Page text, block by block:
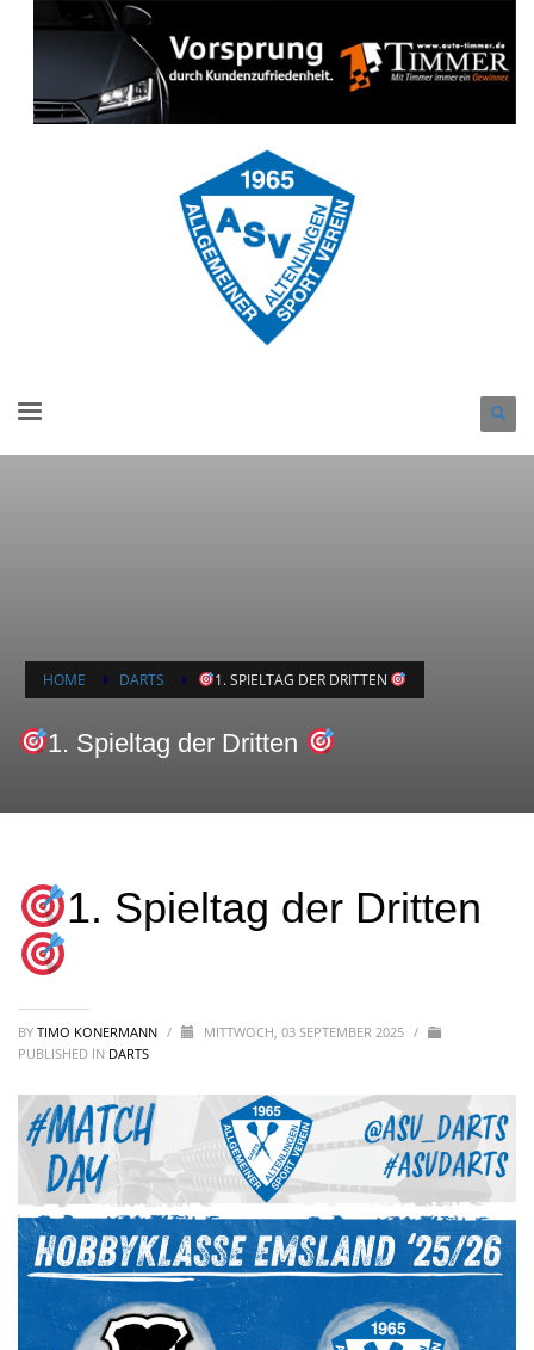
HOME DARTS 1. SPIELTAG DER DRITTEN
1. Spieltag der Dritten
1. Spieltag der Dritten
BY TIMO KONERMANN / MITTWOCH, 03 SEPTEMBER 2025 /
PUBLISHED IN DARTS